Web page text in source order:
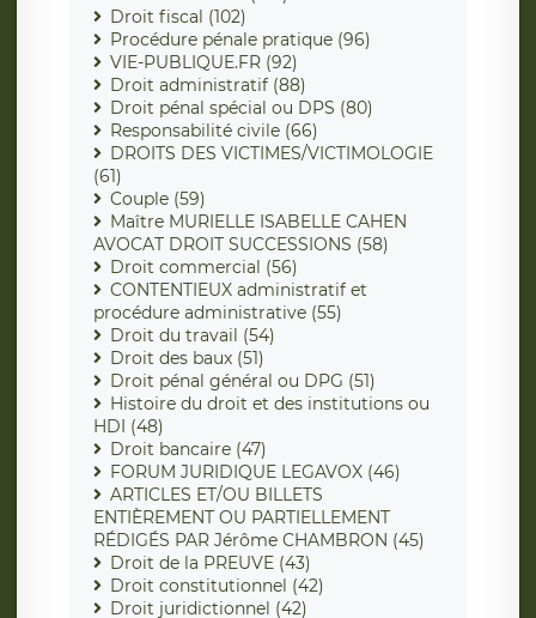
Droit fiscal (102)
Procédure pénale pratique (96)
VIE-PUBLIQUE.FR (92)
Droit administratif (88)
Droit pénal spécial ou DPS (80)
Responsabilité civile (66)
DROITS DES VICTIMES/VICTIMOLOGIE
(61)
Couple (59)
Maître MURIELLE ISABELLE CAHEN
AVOCAT DROIT SUCCESSIONS (58)
Droit commercial (56)
CONTENTIEUX administratif et
procédure administrative (55)
Droit du travail (54)
Droit des baux (51)
Droit pénal général ou DPG (51)
Histoire du droit et des institutions ou
HDI (48)
Droit bancaire (47)
FORUM JURIDIQUE LEGAVOX (46)
ARTICLES ET/OU BILLETS
ENTIÈREMENT OU PARTIELLEMENT
RÉDIGÉS PAR Jérôme CHAMBRON (45)
Droit de la PREUVE (43)
Droit constitutionnel (42)
Droit juridictionnel (42)